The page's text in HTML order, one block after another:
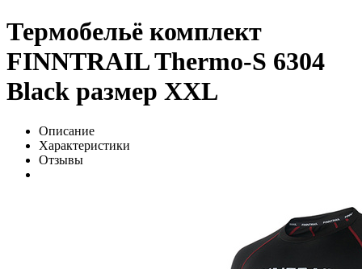
Термобельё комплект
FINNTRAIL Thermo-S 6304
Black размер XXL
Описание
Характеристики
Отзывы